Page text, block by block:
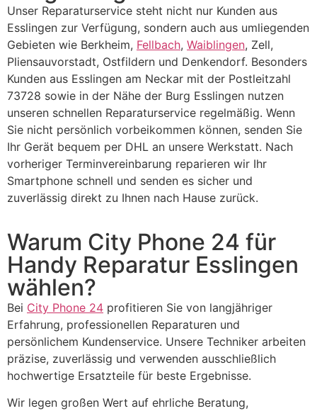
Unser Reparaturservice steht nicht nur Kunden aus
Esslingen zur Verfügung, sondern auch aus umliegenden
Gebieten wie Berkheim, Fellbach, Waiblingen, Zell,
Pliensauvorstadt, Ostfildern und Denkendorf. Besonders
Kunden aus Esslingen am Neckar mit der Postleitzahl
73728 sowie in der Nähe der Burg Esslingen nutzen
unseren schnellen Reparaturservice regelmäßig. Wenn
Sie nicht persönlich vorbeikommen können, senden Sie
Ihr Gerät bequem per DHL an unsere Werkstatt. Nach
vorheriger Terminvereinbarung reparieren wir Ihr
Smartphone schnell und senden es sicher und
zuverlässig direkt zu Ihnen nach Hause zurück.
Warum City Phone 24 für
Handy Reparatur Esslingen
wählen?
Bei City Phone 24 profitieren Sie von langjähriger
Erfahrung, professionellen Reparaturen und
persönlichem Kundenservice. Unsere Techniker arbeiten
präzise, zuverlässig und verwenden ausschließlich
hochwertige Ersatzteile für beste Ergebnisse.
Wir legen großen Wert auf ehrliche Beratung,